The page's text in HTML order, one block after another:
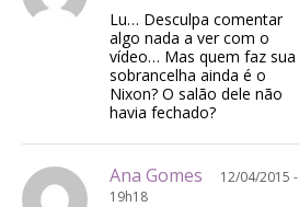
Lu… Desculpa comentar
algo nada a ver com o
vídeo… Mas quem faz sua
sobrancelha ainda é o
Nixon? O salão dele não
havia fechado?
Ana Gomes
12/04/2015 -
19h18